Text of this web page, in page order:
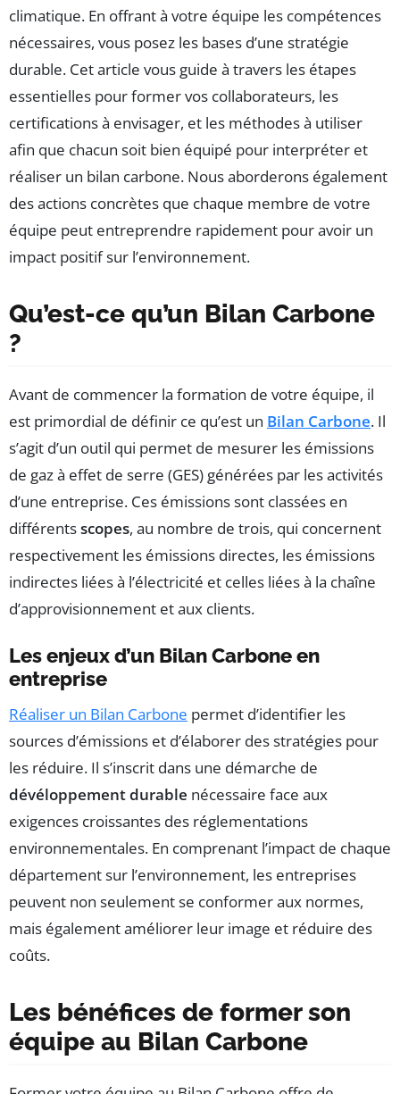
climatique. En offrant à votre équipe les compétences
nécessaires, vous posez les bases d’une stratégie
durable. Cet article vous guide à travers les étapes
essentielles pour former vos collaborateurs, les
certifications à envisager, et les méthodes à utiliser
afin que chacun soit bien équipé pour interpréter et
réaliser un bilan carbone. Nous aborderons également
des actions concrètes que chaque membre de votre
équipe peut entreprendre rapidement pour avoir un
impact positif sur l’environnement.
Qu’est-ce qu’un Bilan Carbone
?
Avant de commencer la formation de votre équipe, il
est primordial de définir ce qu’est un Bilan Carbone. Il
s’agit d’un outil qui permet de mesurer les émissions
de gaz à effet de serre (GES) générées par les activités
d’une entreprise. Ces émissions sont classées en
différentsscopes, au nombre de trois, qui concernent
respectivement les émissions directes, les émissions
indirectes liées à l’électricité et celles liées à la chaîne
d’approvisionnement et aux clients.
Les enjeux d’un Bilan Carbone en
entreprise
Réaliser un Bilan Carbone permet d’identifier les
sources d’émissions et d’élaborer des stratégies pour
les réduire. Il s’inscrit dans une démarche de
dévéloppement durable nécessaire face aux
exigences croissantes des réglementations
environnementales. En comprenant l’impact de chaque
département sur l’environnement, les entreprises
peuvent non seulement se conformer aux normes,
mais également améliorer leur image et réduire des
coûts.
Les bénéfices de former son
équipe au Bilan Carbone